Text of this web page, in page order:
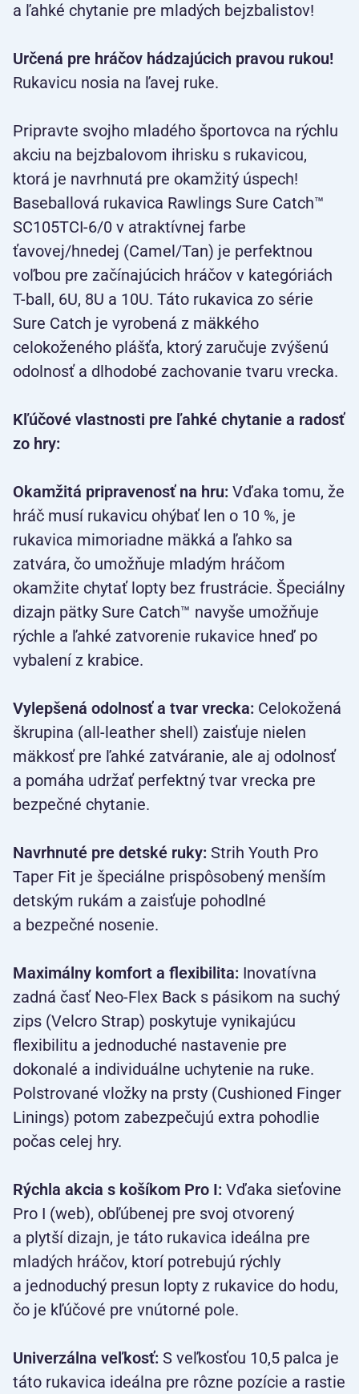
a ľahké chytanie pre mladých bejzbalistov!
Určená pre hráčov hádzajúcich pravou rukou!
Rukavicu nosia na ľavej ruke.
Pripravte svojho mladého športovca na rýchlu
akciu na bejzbalovom ihrisku s rukavicou,
ktorá je navrhnutá pre okamžitý úspech!
Baseballová rukavica Rawlings Sure Catch™
SC105TCI-6/0 v atraktívnej farbe
ťavovej/hnedej (Camel/Tan) je perfektnou
voľbou pre začínajúcich hráčov v kategóriách
T-ball, 6U, 8U a 10U. Táto rukavica zo série
Sure Catch je vyrobená z mäkkého
celokoženého plášťa, ktorý zaručuje zvýšenú
odolnosť a dlhodobé zachovanie tvaru vrecka.
Kľúčové vlastnosti pre ľahké chytanie a radosť
zo hry:
Okamžitá pripravenosť na hru: Vďaka tomu, že
hráč musí rukavicu ohýbať len o 10 %, je
rukavica mimoriadne mäkká a ľahko sa
zatvára, čo umožňuje mladým hráčom
okamžite chytať lopty bez frustrácie. Špeciálny
dizajn pätky Sure Catch™ navyše umožňuje
rýchle a ľahké zatvorenie rukavice hneď po
vybalení z krabice.
Vylepšená odolnosť a tvar vrecka: Celokožená
škrupina (all-leather shell) zaisťuje nielen
mäkkosť pre ľahké zatváranie, ale aj odolnosť
a pomáha udržať perfektný tvar vrecka pre
bezpečné chytanie.
Navrhnuté pre detské ruky: Strih Youth Pro
Taper Fit je špeciálne prispôsobený menším
detským rukám a zaisťuje pohodlné
a bezpečné nosenie.
Maximálny komfort a flexibilita: Inovatívna
zadná časť Neo-Flex Back s pásikom na suchý
zips (Velcro Strap) poskytuje vynikajúcu
flexibilitu a jednoduché nastavenie pre
dokonalé a individuálne uchytenie na ruke.
Polstrované vložky na prsty (Cushioned Finger
Linings) potom zabezpečujú extra pohodlie
počas celej hry.
Rýchla akcia s košíkom Pro I: Vďaka sieťovine
Pro I (web), obľúbenej pre svoj otvorený
a plytší dizajn, je táto rukavica ideálna pre
mladých hráčov, ktorí potrebujú rýchly
a jednoduchý presun lopty z rukavice do hodu,
čo je kľúčové pre vnútorné pole.
Univerzálna veľkosť: S veľkosťou 10,5 palca je
táto rukavica ideálna pre rôzne pozície a rastie